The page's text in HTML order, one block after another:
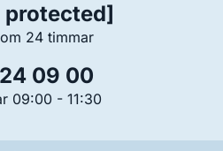
09 00
09:00 - 11:30
protected]
24 timmar